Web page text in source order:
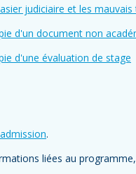
judiciaire et les
d'un document non
d'une évaluation de stage
.
liées au programme,